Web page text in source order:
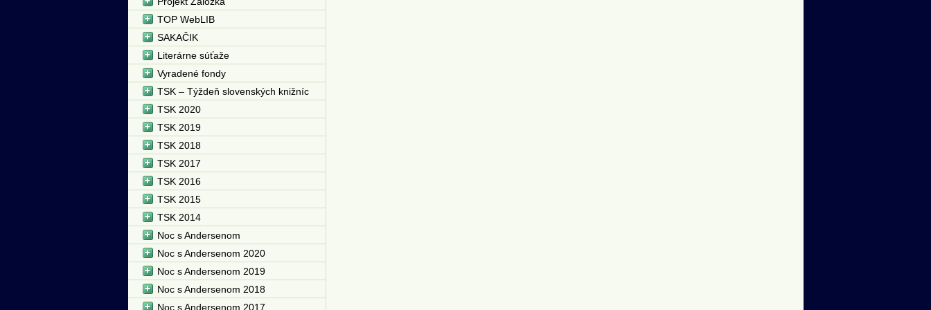
TOP WebLIB
SAKAČIK
Literárne súťaže
Vyradené fondy
TSK – Týždeň slovenských knižníc
TSK 2020
TSK 2019
TSK 2018
TSK 2017
TSK 2016
TSK 2015
TSK 2014
Noc s Andersenom
Noc s Andersenom 2020
Noc s Andersenom 2019
Noc s Andersenom 2018
Noc s Andersenom 2017